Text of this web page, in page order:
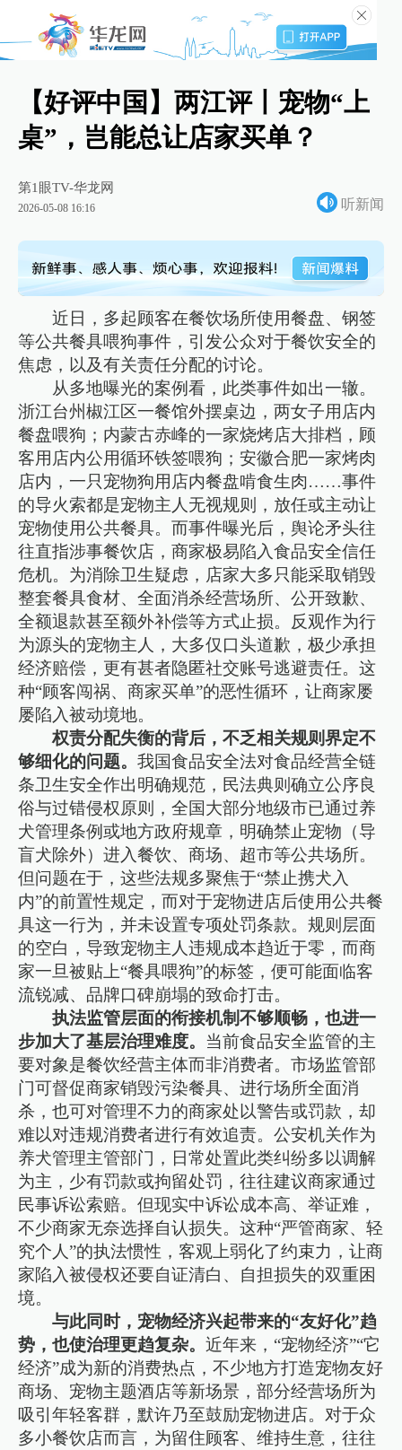
【好评中国】两江评丨宠物“上
桌”，岂能总让店家买单？
第1眼TV-华龙网
2026-05-08 16:16 听新闻
近日，多起顾客在餐饮场所使用餐盘、钢签
等公共餐具喂狗事件，引发公众对于餐饮安全的
焦虑，以及有关责任分配的讨论。
从多地曝光的案例看，此类事件如出一辙。
浙江台州椒江区一餐馆外摆桌边，两女子用店内
餐盘喂狗；内蒙古赤峰的一家烧烤店大排档，顾
客用店内公用循环铁签喂狗；安徽合肥一家烤肉
店内，一只宠物狗用店内餐盘啃食生肉……事件
的导火索都是宠物主人无视规则，放任或主动让
宠物使用公共餐具。而事件曝光后，舆论矛头往
往直指涉事餐饮店，商家极易陷入食品安全信任
危机。为消除卫生疑虑，店家大多只能采取销毁
整套餐具食材、全面消杀经营场所、公开致歉、
全额退款甚至额外补偿等方式止损。反观作为行
为源头的宠物主人，大多仅口头道歉，极少承担
经济赔偿，更有甚者隐匿社交账号逃避责任。这
种“顾客闯祸、商家买单”的恶性循环，让商家屡
屡陷入被动境地。
权责分配失衡的背后，不乏相关规则界定不
够细化的问题。我国食品安全法对食品经营全链
条卫生安全作出明确规范，民法典则确立公序良
俗与过错侵权原则，全国大部分地级市已通过养
犬管理条例或地方政府规章，明确禁止宠物（导
盲犬除外）进入餐饮、商场、超市等公共场所。
但问题在于，这些法规多聚焦于“禁止携犬入
内”的前置性规定，而对于宠物进店后使用公共餐
具这一行为，并未设置专项处罚条款。规则层面
的空白，导致宠物主人违规成本趋近于零，而商
家一旦被贴上“餐具喂狗”的标签，便可能面临客
流锐减、品牌口碑崩塌的致命打击。
执法监管层面的衔接机制不够顺畅，也进一
步加大了基层治理难度。 当前食品安全监管的主
要对象是餐饮经营主体而非消费者。市场监管部
门可督促商家销毁污染餐具、进行场所全面消
杀，也可对管理不力的商家处以警告或罚款，却
难以对违规消费者进行有效追责。公安机关作为
养犬管理主管部门，日常处置此类纠纷多以调解
为主，少有罚款或拘留处罚，往往建议商家通过
民事诉讼索赔。但现实中诉讼成本高、举证难，
不少商家无奈选择自认损失。这种“严管商家、轻
究个人”的执法惯性，客观上弱化了约束力，让商
家陷入被侵权还要自证清白、自担损失的双重困
境。
与此同时，宠物经济兴起带来的“友好化”趋
势，也使治理更趋复杂。近年来，“宠物经济”“它
经济”成为新的消费热点，不少地方打造宠物友好
商场、宠物主题酒店等新场景，部分经营场所为
吸引年轻客群，默许乃至鼓励宠物进店。对于众
多小餐饮店而言，为留住顾客、维持生意，往往